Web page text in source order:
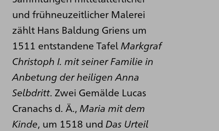
und frühneuzeitlicher Malerei
zählt Hans Baldung Griens um
1511 entstandene TafelMarkgraf
Christoph I. mit seiner Familie in
Anbetung der heiligen Anna
Selbdritt. Zwei Gemälde Lucas
Cranachs d. Ä., Maria mit dem
Kinde, um 1518 und Das Urteil